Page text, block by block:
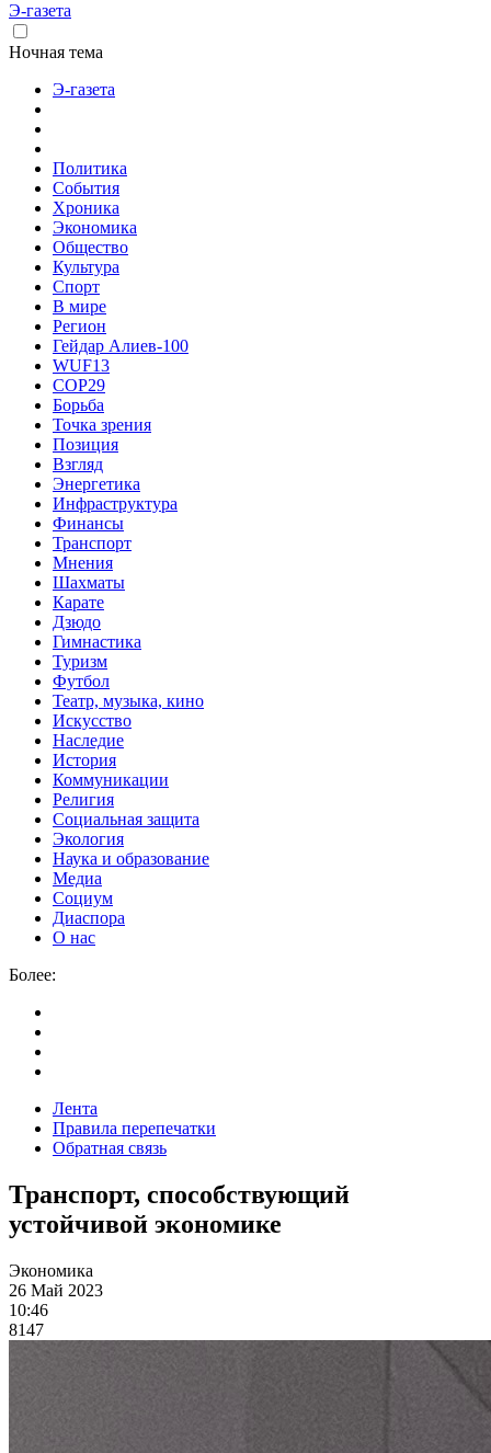
Э-газета
Ночная тема
Э-газета
Политика
События
Хроника
Экономика
Общество
Культура
Спорт
В мире
Регион
Гейдар Алиев-100
WUF13
COP29
Борьба
Точка зрения
Позиция
Взгляд
Энергетика
Инфраструктура
Финансы
Транспорт
Мнения
Шахматы
Карате
Дзюдо
Гимнастика
Туризм
Футбол
Театр, музыка, кино
Искусство
Наследие
История
Коммуникации
Религия
Социальная защита
Экология
Наука и образование
Медиа
Социум
Диаспора
О нас
Более:
Лента
Правила перепечатки
Обратная связь
Транспорт, способствующий
устойчивой экономике
Экономика
26 Май 2023
10:46
8147